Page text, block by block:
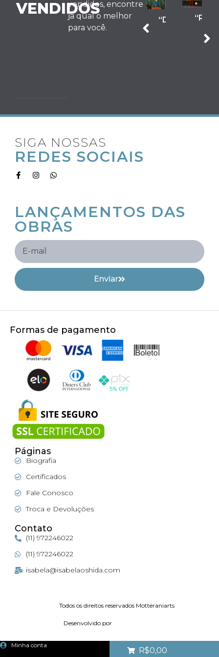
VENDIDOSvendidos, encontre
já qual o melhor
para você.
“Relógio
Sugante”“Dominada
pela
“Ciclo
vicioso
SIGA NOSSAS
REDES SOCIAIS
LANÇAMENTOS DAS
OBRAS
Enviar
Formas de pagamento
Páginas
Biografia
Certificados
Fale Conosco
Troca e Devoluções
Contato
(11) 972246022
(11) 972246022
isabela@isabelaoshida.com
Todos os direitos reservados Motteraniarts
Desenvolvido por
Minha conta
R$0,00